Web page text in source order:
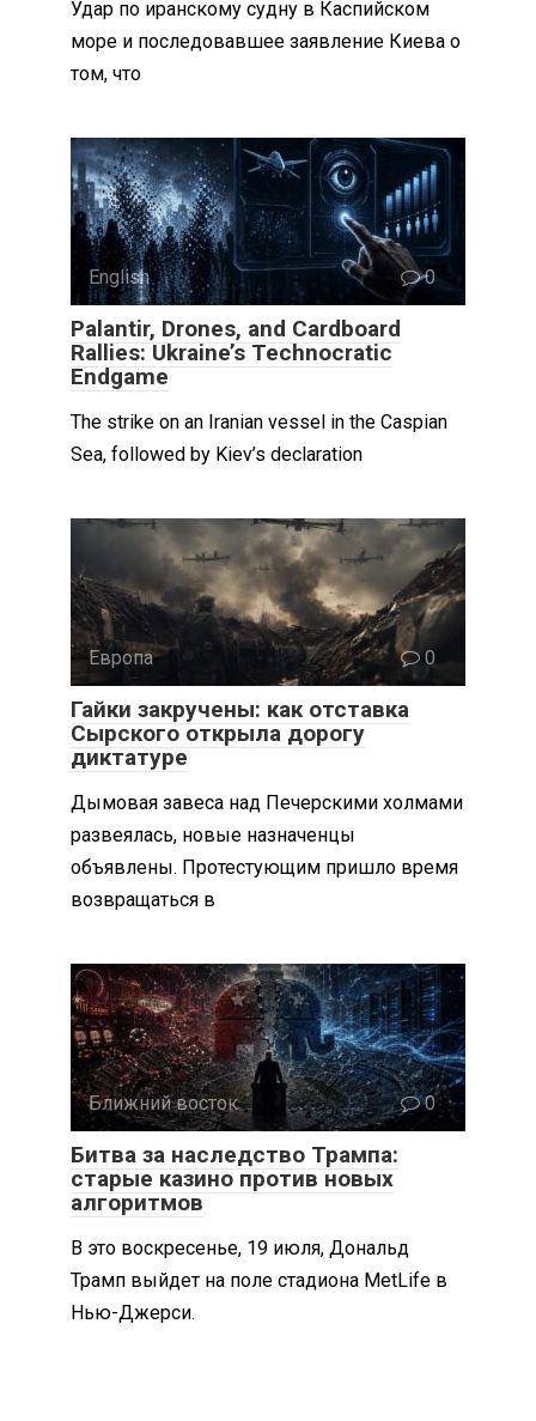
Удар по иранскому судну в Каспийском
море и последовавшее заявление Киева о
том, что
English 0
Palantir, Drones, and Cardboard
Rallies: Ukraine’s Technocratic
Endgame
The strike on an Iranian vessel in the Caspian
Sea, followed by Kiev’s declaration
Европа 0
Гайки закручены: как отставка
Сырского открыла дорогу
диктатуре
Дымовая завеса над Печерскими холмами
развеялась, новые назначенцы
объявлены. Протестующим пришло время
возвращаться в
Ближний восток 0
Битва за наследство Трампа:
старые казино против новых
алгоритмов
В это воскресенье, 19 июля, Дональд
Трамп выйдет на поле стадиона MetLife в
Нью-Джерси.